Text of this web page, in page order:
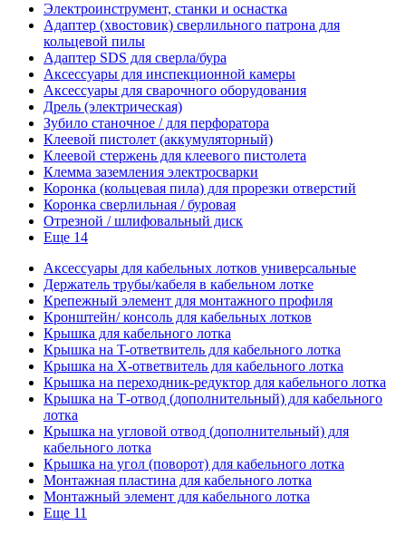
Электроинструмент, станки и оснастка
Адаптер (хвостовик) сверлильного патрона для
кольцевой пилы
Адаптер SDS для сверла/бура
Аксессуары для инспекционной камеры
Аксессуары для сварочного оборудования
Дрель (электрическая)
Зубило станочное / для перфоратора
Клеевой пистолет (аккумуляторный)
Клеевой стержень для клеевого пистолета
Клемма заземления электросварки
Коронка (кольцевая пила) для прорезки отверстий
Коронка сверлильная / буровая
Отрезной / шлифовальный диск
Еще 14
Аксессуары для кабельных лотков универсальные
Держатель трубы/кабеля в кабельном лотке
Крепежный элемент для монтажного профиля
Кронштейн/ консоль для кабельных лотков
Крышка для кабельного лотка
Крышка на T-ответвитель для кабельного лотка
Крышка на X-ответвитель для кабельного лотка
Крышка на переходник-редуктор для кабельного лотка
Крышка на Т-отвод (дополнительный) для кабельного
лотка
Крышка на угловой отвод (дополнительный) для
кабельного лотка
Крышка на угол (поворот) для кабельного лотка
Монтажная пластина для кабельного лотка
Монтажный элемент для кабельного лотка
Еще 11